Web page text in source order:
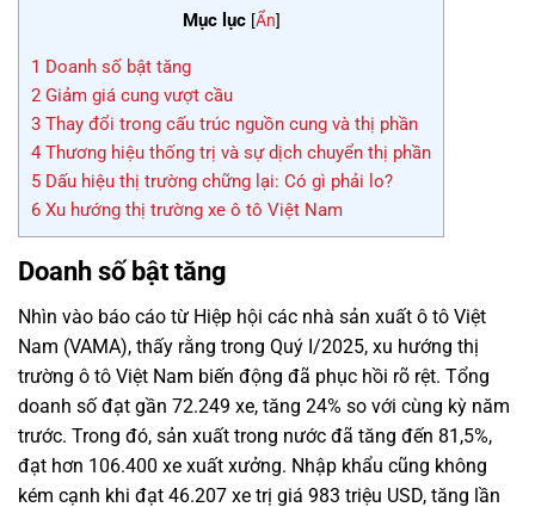
Mục lục [Ẩn]
1 Doanh số bật tăng
2 Giảm giá cung vượt cầu
3 Thay đổi trong cấu trúc nguồn cung và thị phần
4 Thương hiệu thống trị và sự dịch chuyển thị phần
5 Dấu hiệu thị trường chững lại: Có gì phải lo?
6 Xu hướng thị trường xe ô tô Việt Nam
Doanh số bật tăng
Nhìn vào báo cáo từ Hiệp hội các nhà sản xuất ô tô Việt
Nam (VAMA), thấy rằng trong Quý I/2025, xu hướng thị
trường ô tô Việt Nam biến động đã phục hồi rõ rệt. Tổng
doanh số đạt gần 72.249 xe, tăng 24% so với cùng kỳ năm
trước. Trong đó, sản xuất trong nước đã tăng đến 81,5%,
đạt hơn 106.400 xe xuất xưởng. Nhập khẩu cũng không
kém cạnh khi đạt 46.207 xe trị giá 983 triệu USD, tăng lần